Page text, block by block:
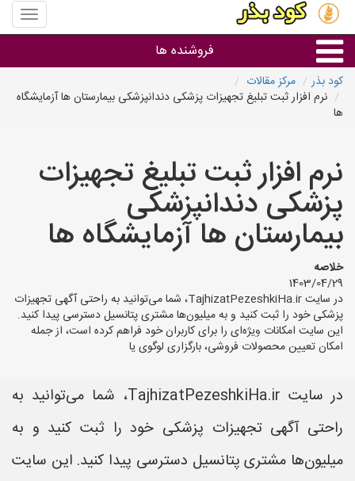
منوی
سایت
بذر
فروشنده ها
گروه ها
کود بذر
مرکز مقالات
نرم افزار ثبت تبلیغ تجهیزات پزشکی دندانپزشکی بیمارستان ها آزمایشگاه
ها
نرم افزار ثبت تبلیغ تجهیزات
پزشکی دندانپزشکی
بیمارستان ها آزمایشگاه ها
خلاصه
1403/04/29
در سایت TajhizatPezeshkiHa.ir، شما می‌توانید به راحتی آگهی تجهیزات
پزشکی خود را ثبت کنید و به میلیون‌ها مشتری پتانسیل دسترسی پیدا کنید.
این سایت امکانات ویژه‌ای را برای کاربران خود فراهم کرده است، از جمله
امکان تعیین محصولات فروشی، بارگزاری لوگوی یا
در سایت TajhizatPezeshkiHa.ir، شما می‌توانید به
راحتی آگهی تجهیزات پزشکی خود را ثبت کنید و به
میلیون‌ها مشتری پتانسیل دسترسی پیدا کنید. این سایت